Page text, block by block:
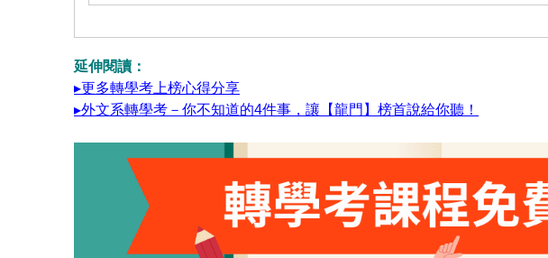
延伸閱讀：
▸更多轉學考上榜心得分享
▸外文系轉學考－你不知道的4件事，讓【龍門】榜首說給你聽！